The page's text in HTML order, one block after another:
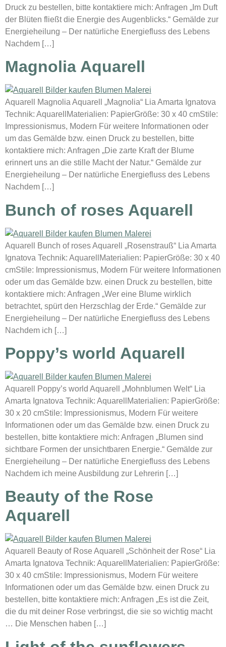
Druck zu bestellen, bitte kontaktiere mich: Anfragen „Im Duft
der Blüten fließt die Energie des Augenblicks.“ Gemälde zur
Energieheilung – Der natürliche Energiefluss des Lebens
Nachdem […]
Magnolia Aquarell
Aquarell Magnolia Aquarell „Magnolia“ Lia Amarta Ignatova
Technik: AquarellMaterialien: PapierGröße: 30 x 40 cmStile:
Impressionismus, Modern Für weitere Informationen oder
um das Gemälde bzw. einen Druck zu bestellen, bitte
kontaktiere mich: Anfragen „Die zarte Kraft der Blume
erinnert uns an die stille Macht der Natur.“ Gemälde zur
Energieheilung – Der natürliche Energiefluss des Lebens
Nachdem […]
Bunch of roses Aquarell
Aquarell Bunch of roses Aquarell „Rosenstrauß“ Lia Amarta
Ignatova Technik: AquarellMaterialien: PapierGröße: 30 x 40
cmStile: Impressionismus, Modern Für weitere Informationen
oder um das Gemälde bzw. einen Druck zu bestellen, bitte
kontaktiere mich: Anfragen „Wer eine Blume wirklich
betrachtet, spürt den Herzschlag der Erde.“ Gemälde zur
Energieheilung – Der natürliche Energiefluss des Lebens
Nachdem ich […]
Poppy’s world Aquarell
Aquarell Poppy’s world Aquarell „Mohnblumen Welt“ Lia
Amarta Ignatova Technik: AquarellMaterialien: PapierGröße:
30 x 20 cmStile: Impressionismus, Modern Für weitere
Informationen oder um das Gemälde bzw. einen Druck zu
bestellen, bitte kontaktiere mich: Anfragen „Blumen sind
sichtbare Formen der unsichtbaren Energie.“ Gemälde zur
Energieheilung – Der natürliche Energiefluss des Lebens
Nachdem ich meine Ausbildung zur Lehrerin […]
Beauty of the Rose
Aquarell
Aquarell Beauty of Rose Aquarell „Schönheit der Rose“ Lia
Amarta Ignatova Technik: AquarellMaterialien: PapierGröße:
30 x 40 cmStile: Impressionismus, Modern Für weitere
Informationen oder um das Gemälde bzw. einen Druck zu
bestellen, bitte kontaktiere mich: Anfragen „Es ist die Zeit,
die du mit deiner Rose verbringst, die sie so wichtig macht
… Die Menschen haben […]